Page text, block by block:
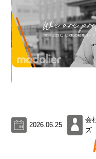
2026.06.25
会
ズ